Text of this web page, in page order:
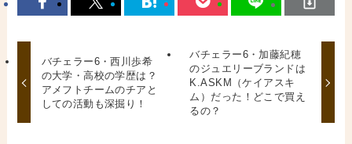
バチェラー6・西川歩希
の大学・高校の学歴は？
アメフトチームのチアと
しての活動も深掘り！
バチェラー6・加藤紀穂
のジュエリーブランドは
K.ASKM（ケイアスキ
ム）だった！どこで買え
るの？